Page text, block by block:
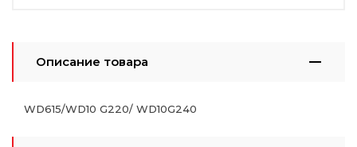
Описание товара
WD615/WD10 G220/ WD10G240